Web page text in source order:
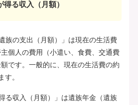
得る収入（月額）
族の支出（月額）」は現在の生活費
個人の費用（小遣い、食費、交通費
です。一般的に、現在の生活費の約
。
る収入（月額）」は遺族年金（遺族